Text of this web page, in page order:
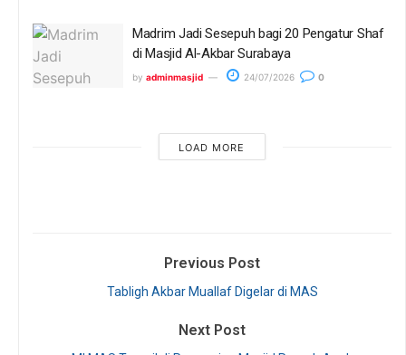
Madrim Jadi Sesepuh bagi 20 Pengatur Shaf
di Masjid Al-Akbar Surabaya
by adminmasjid 24/07/2026 0
LOAD MORE
Previous Post
Tabligh Akbar Muallaf Digelar di MAS
Next Post